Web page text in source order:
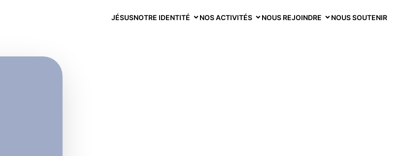
JÉSUSNOTRE IDENTITÉ NOS ACTIVITÉS NOUS REJOINDRE NOUS SOUTENIR